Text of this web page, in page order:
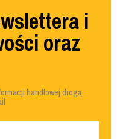
i
oraz
handlowej drogą